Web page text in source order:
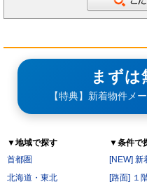
まずは
【特典】新着物件メ
▼地域で探す
首都圏
北海道・東北
▼条件で
[NEW] 新
[路面] １